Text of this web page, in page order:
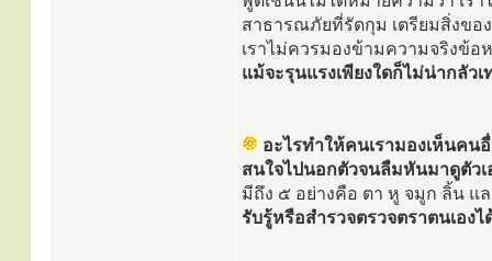
สาธารณภัยที่รัดกุม เตรียมสิ่งขอ
เราไม่ควรมองข้ามความจริงข้
แม้จะรุนแรงเพียงใดก็ไม่น่ากลัว
อะไรทำให้คนเรามองเห็นคน
สนใจไปนอกตัวจนลืมหันมาดูตัวเ
มีถึง ๕ อย่างคือ ตา หู จมูก ลิ้น
รับรู้หรือสำรวจตรวจตราตนเองไ